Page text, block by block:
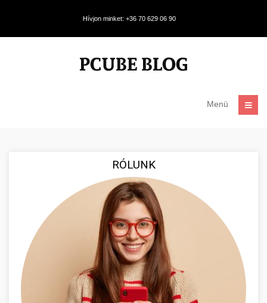
Hívjon minket: +36 70 629 06 90
Menü
RÓLUNK